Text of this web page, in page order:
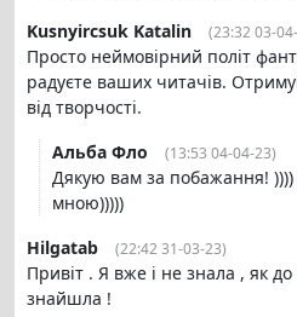
Kusnyircsuk Katalin
(23:32 03-
Просто неймовірний політ
радуєте ваших читачів.
від творчості.
Альба Фло
(13:53 04-04-23)
Дякую вам за побажання!
мною)))))
Hilgatab
(22:42 31-03-23)
Привіт . Я вже і не знала , як до
знайшла !